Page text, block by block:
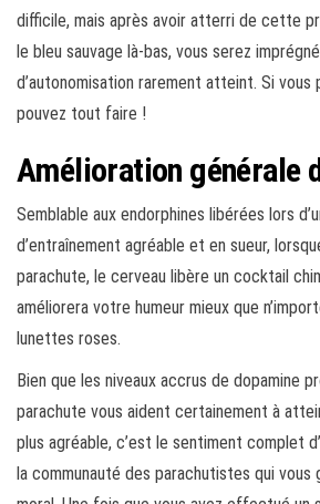
difficile, mais après avoir atterri de cette
le bleu sauvage là-bas, vous serez
d’autonomisation rarement atteint. Si vous
pouvez tout faire !
Amélioration générale
Semblable aux endorphines libérées lors
d’entraînement agréable et en sueur,
parachute, le cerveau libère un cocktail
améliorera votre humeur mieux que
lunettes roses.
Bien que les niveaux accrus de dopamine
parachute vous aident certainement à
plus agréable, c’est le sentiment complet
la communauté des parachutistes qui vous